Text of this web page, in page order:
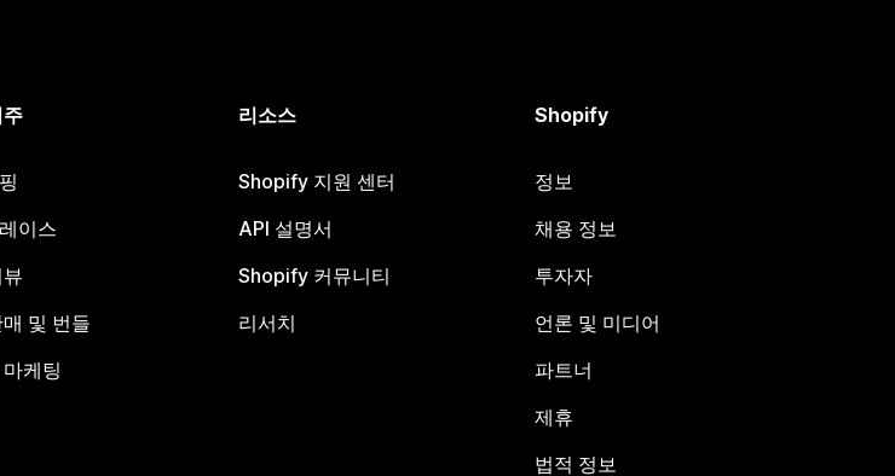
이스
및 번들
케팅
리소스
Shopify 지원 센터
API 설명서
Shopify 커뮤니티
리서치
Shopify
정보
채용 정보
투자자
언론 및 미디어
파트너
제휴
법적 정보